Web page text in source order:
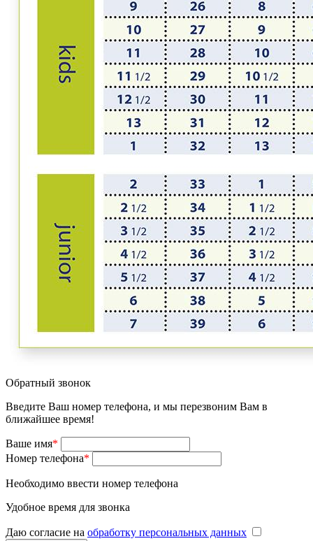
Обратный звонок
Введите Ваш номер телефона, и мы перезвоним Вам в
ближайшее время!
Ваше имя*
Номер телефона*
Необходимо ввести номер телефона
Удобное время для звонка
Даю cогласие на обработку персональных данных